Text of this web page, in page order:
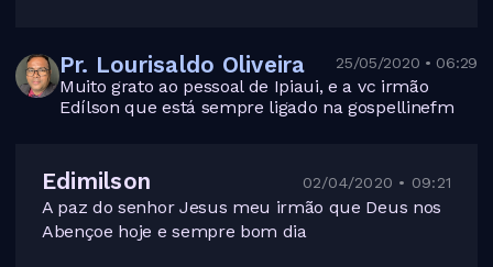
Pr. Lourisaldo Oliveira 25/05/2020 • 06:29
Muito grato ao pessoal de Ipiaui, e a vc irmão
Edílson que está sempre ligado na gospellinefm
Edimilson 02/04/2020 • 09:21
A paz do senhor Jesus meu irmão que Deus nos
Abençoe hoje e sempre bom dia